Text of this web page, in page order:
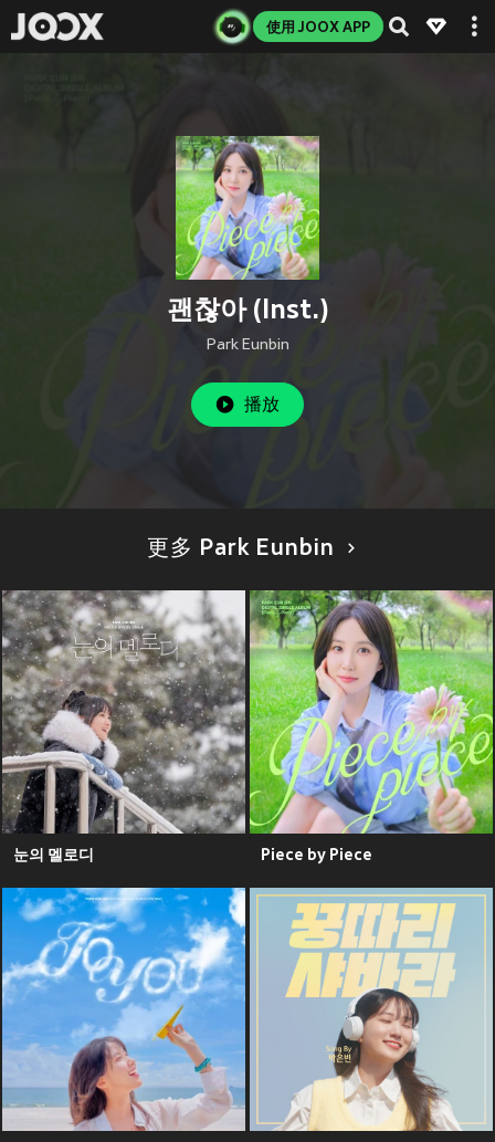
使用 JOOX APP
괜찮아 (Inst.)
Park Eunbin
播放
更多 Park Eunbin
눈의 멜로디 Piece by Piece